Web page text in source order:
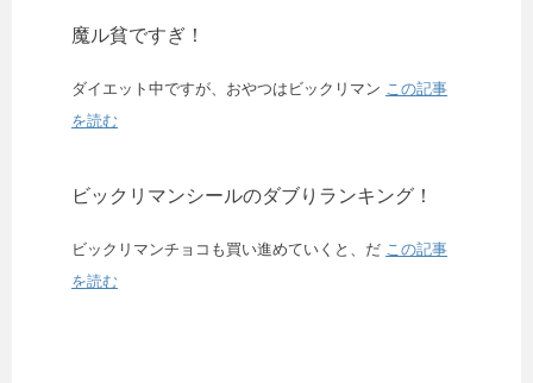
魔ル貧ですぎ！
ダイエット中ですが、おやつはビックリマン この記事
を読む
ビックリマンシールのダブりランキング！
ビックリマンチョコも買い進めていくと、だ この記事
を読む